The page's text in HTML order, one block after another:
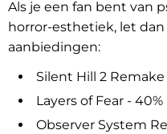
Als je een fan bent van
horror-esthetiek, let
aanbiedingen:
Silent Hill 2 Remake
Layers of Fear - 40%
Observer System